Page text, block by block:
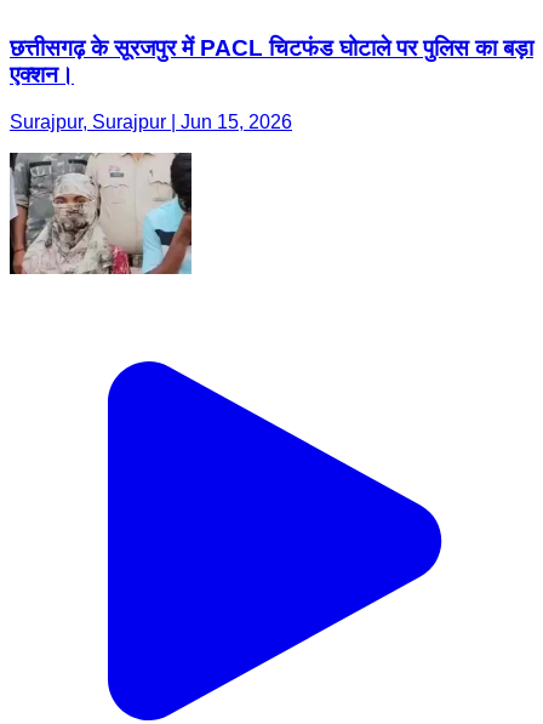
छत्तीसगढ़ के सूरजपुर में PACL चिटफंड घोटाले पर पुलिस का बड़ा
एक्शन।
Surajpur, Surajpur | Jun 15, 2026